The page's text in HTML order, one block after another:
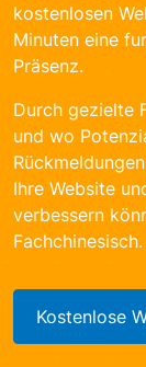
kostenlosen
Minuten eine
Präsenz.
Durch gezielte
und wo
Ihre Website
verbessern
Fachchinesisch.
Kostenlose